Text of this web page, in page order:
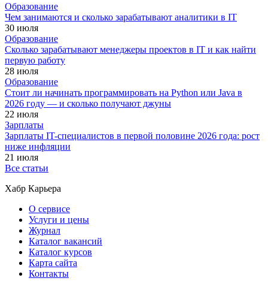
Образование
Чем занимаются и сколько зарабатывают аналитики в IT
30 июля
Образование
Сколько зарабатывают менеджеры проектов в IT и как найти
первую работу
28 июля
Образование
Стоит ли начинать программировать на Python или Java в
2026 году — и сколько получают джуны
22 июля
Зарплаты
Зарплаты IT-специалистов в первой половине 2026 года: рост
ниже инфляции
21 июля
Все статьи
Хабр Карьера
О сервисе
Услуги и цены
Журнал
Каталог вакансий
Каталог курсов
Карта сайта
Контакты